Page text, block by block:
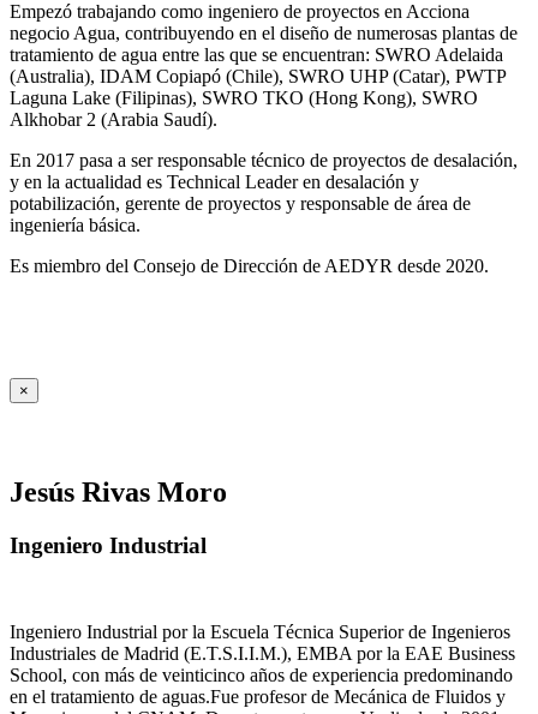
Empezó trabajando como ingeniero de proyectos en Acciona
negocio Agua, contribuyendo en el diseño de numerosas plantas de
tratamiento de agua entre las que se encuentran: SWRO Adelaida
(Australia), IDAM Copiapó (Chile), SWRO UHP (Catar), PWTP
Laguna Lake (Filipinas), SWRO TKO (Hong Kong), SWRO
Alkhobar 2 (Arabia Saudí).
En 2017 pasa a ser responsable técnico de proyectos de desalación,
y en la actualidad es Technical Leader en desalación y
potabilización, gerente de proyectos y responsable de área de
ingeniería básica.
Es miembro del Consejo de Dirección de AEDYR desde 2020.
×
Jesús Rivas Moro
Ingeniero Industrial
Ingeniero Industrial por la Escuela Técnica Superior de Ingenieros
Industriales de Madrid (E.T.S.I.I.M.), EMBA por la EAE Business
School, con más de veinticinco años de experiencia predominando
en el tratamiento de aguas.Fue profesor de Mecánica de Fluidos y